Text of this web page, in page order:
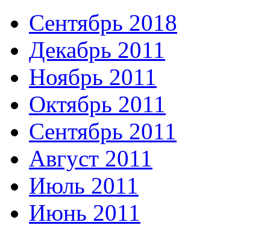
Сентябрь 2018
Декабрь 2011
Ноябрь 2011
Октябрь 2011
Сентябрь 2011
Август 2011
Июль 2011
Июнь 2011